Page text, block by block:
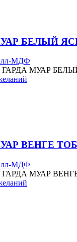
БЕЛЫЙ
МДФ
ГАРДА МУАР
ВЕНГЕ
МДФ
ГАРДА МУАР